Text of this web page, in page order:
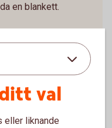
en blankett.
val
eller liknande